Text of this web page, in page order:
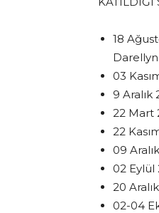
18
03
9
22 Mart
22
09
02 Eylül
20
02-04